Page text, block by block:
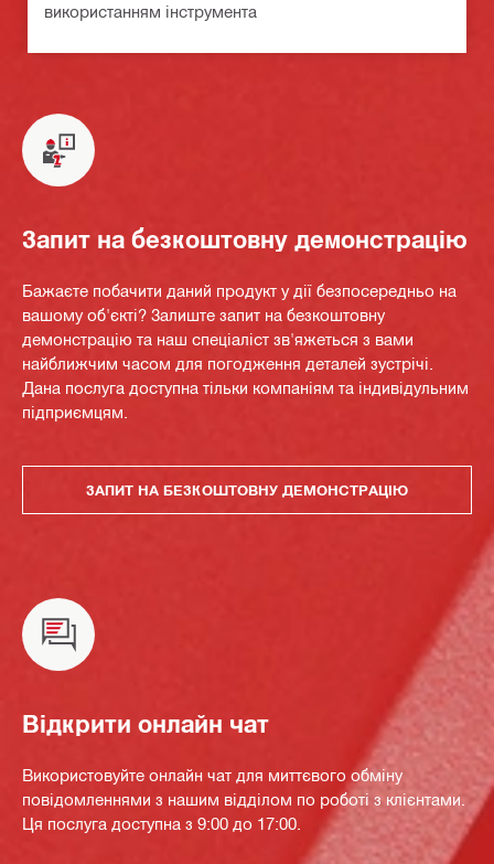
використанням інструмента
Запит на безкоштовну демонстрацію
Бажаєте побачити даний продукт у дії безпосередньо на
вашому об'єкті? Залиште запит на безкоштовну
демонстрацію та наш спеціаліст зв'яжеться з вами
найближчим часом для погодження деталей зустрічі.
Дана послуга доступна тільки компаніям та індивідульним
підприємцям.
ЗАПИТ НА БЕЗКОШТОВНУ ДЕМОНСТРАЦІЮ
Відкрити онлайн чат
Використовуйте онлайн чат для миттєвого обміну
повідомленнями з нашим відділом по роботі з клієнтами.
Ця послуга доступна з 9:00 до 17:00.